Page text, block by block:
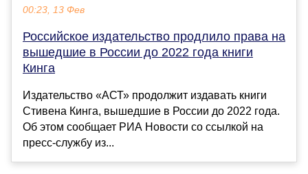
00:23, 13 Фев
Российское издательство продлило права на
вышедшие в России до 2022 года книги
Кинга
Издательство «АСТ» продолжит издавать книги
Стивена Кинга, вышедшие в России до 2022 года.
Об этом сообщает РИА Новости со ссылкой на
пресс-службу из...